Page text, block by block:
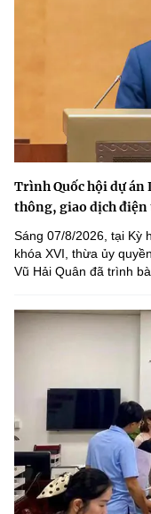
Trình Quốc hội dự án
thông, giao dịch điện
Sáng 07/8/2026, tại Kỳ
khóa XVI, thừa ủy
Vũ Hải Quân đã trình